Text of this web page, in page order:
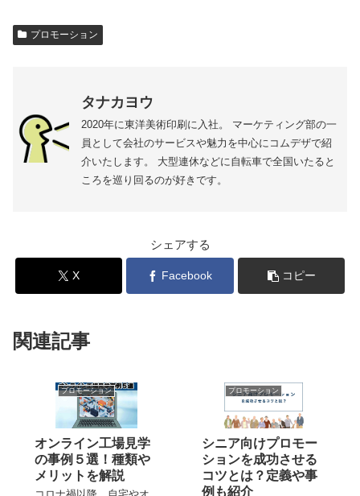
プロモーション
タナカヨウ
2020年に東洋美術印刷に入社。 マーケティング部の一
員として会社のサービスや魅力を中心にコムデザで紹
介いたします。 大型連休などに自転車で全国いたると
ころを巡り回るのが好きです。
シェアする
X Facebook コピー
関連記事
プロモーション
オンライン工場見学
の事例５選！種類や
メリットを解説
プロモーション
シニア向けプロモー
ションを成功させる
コツとは？定義や事
例も紹介